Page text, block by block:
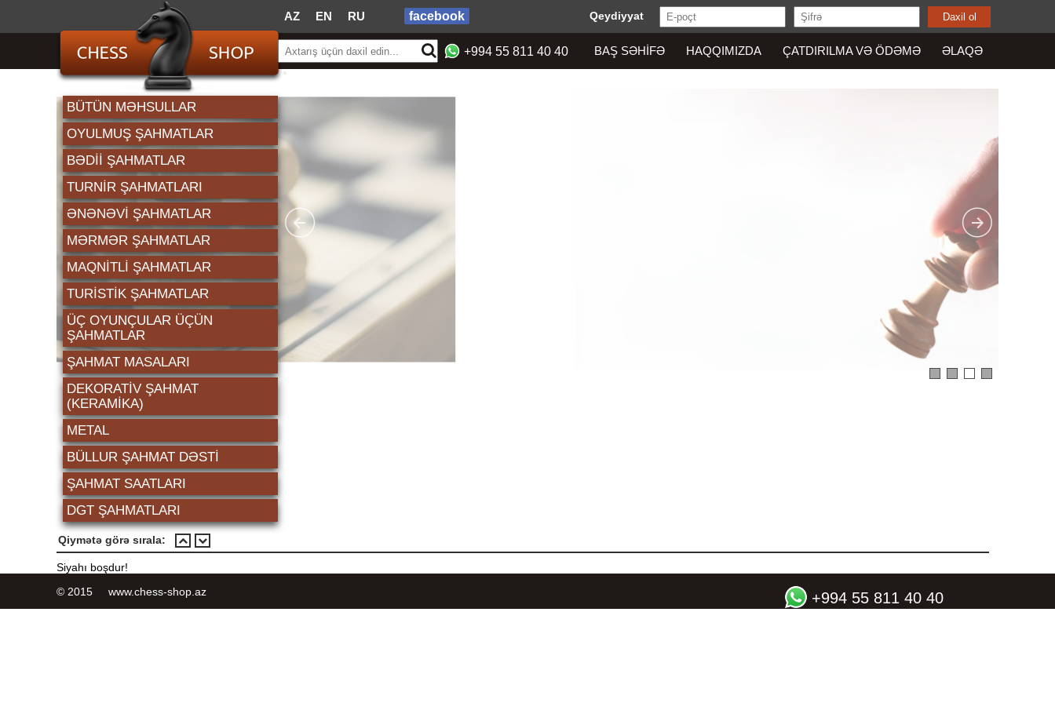
AZ EN RU facebook Qeydiyyat
+994 55 811 40 40 BAŞ SƏHIFƏ HAQQIMIZDA ÇATDIRILMA VƏ ÖDƏMƏ ƏLAQƏ
BÜTÜN MƏHSULLAR
OYULMUŞ ŞAHMATLAR
BƏDII ŞAHMATLAR
TURNIR ŞAHMATLARI
ƏNƏNƏVI ŞAHMATLAR
MƏRMƏR ŞAHMATLAR
MAQNITLI ŞAHMATLAR
TURISTIK ŞAHMATLAR
ÜÇ OYUNÇULAR ÜÇÜN
ŞAHMATLAR
ŞAHMAT MASALARI
DEKORATİV ŞAHMAT
(KERAMIKA)
METAL
BÜLLUR ŞAHMAT DƏSTI
ŞAHMAT SAATLARI
DGT ŞAHMATLARI
Qiymətə görə sırala:
Siyahı boşdur!
© 2015 www.chess-shop.az
+994 55 811 40 40